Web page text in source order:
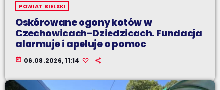
POWIAT BIELSKI
Oskórowane ogony kotów w
Czechowicach-Dziedzicach. Fundacja
alarmuje i apeluje o pomoc
today 06.08.2026, 11:14